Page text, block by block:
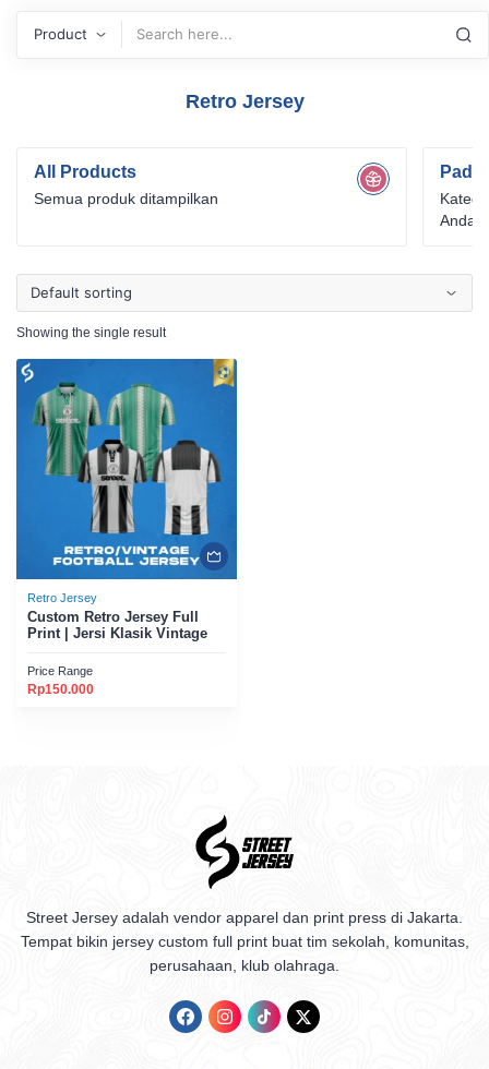
Retro Jersey
All Products
Semua produk ditampilkan
Padel
Anda
Showing the single result
Retro Jersey
Custom Retro Jersey Full
Print | Jersi Klasik Vintage
Price Range
Rp150.000
Street Jersey adalah vendor apparel dan print press di Jakarta.
Tempat bikin jersey custom full print buat tim sekolah, komunitas,
perusahaan, klub olahraga.